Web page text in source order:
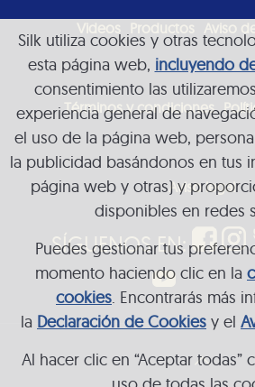
Videos Productos Aviso
Términos y condiciones
Aviso legal
SÍGUENOS EN:
Silk utiliza cookies y otras
esta página web, incluyendo
consentimiento las
experiencia general de
el uso de la página web,
la publicidad basándonos en tus
página web y otras) y
disponibles en redes
Puedes gestionar tus
momento haciendo clic en la
cookies. Encontrarás más
la Declaración de Cookies y el
Al hacer clic en “Aceptar todas”